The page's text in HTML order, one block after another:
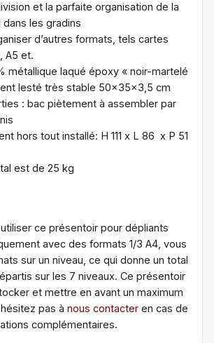
et la parfaite organisation de la
les gradins
d’autres formats, tels cartes
A5 et.
métallique laqué époxy « noir-martelé
lesté très stable 50x35x3,5 cm
: bac piètement à assembler par
hors tout installé: H 111 x L 86 x P 51
est de 25 kg
ce présentoir pour dépliants
avec des formats 1/3 A4, vous
sur un niveau, ce qui donne un total
sur les 7 niveaux. Ce présentoir
et mettre en avant un maximum
pas à nous contacter en cas de
complémentaires.